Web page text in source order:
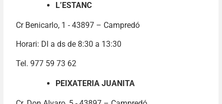
L’ESTANC
Cr Benicarlo, 1 - 43897 – Campredó
Horari: Dl a ds de 8:30 a 13:30
Tel. 977 59 73 62
PEIXATERIA JUANITA